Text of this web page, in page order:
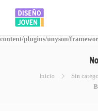
Warning: Invalid argument
/www/disegnojoven.com.ar/
content/plugins/unyson/
Inicio Sin